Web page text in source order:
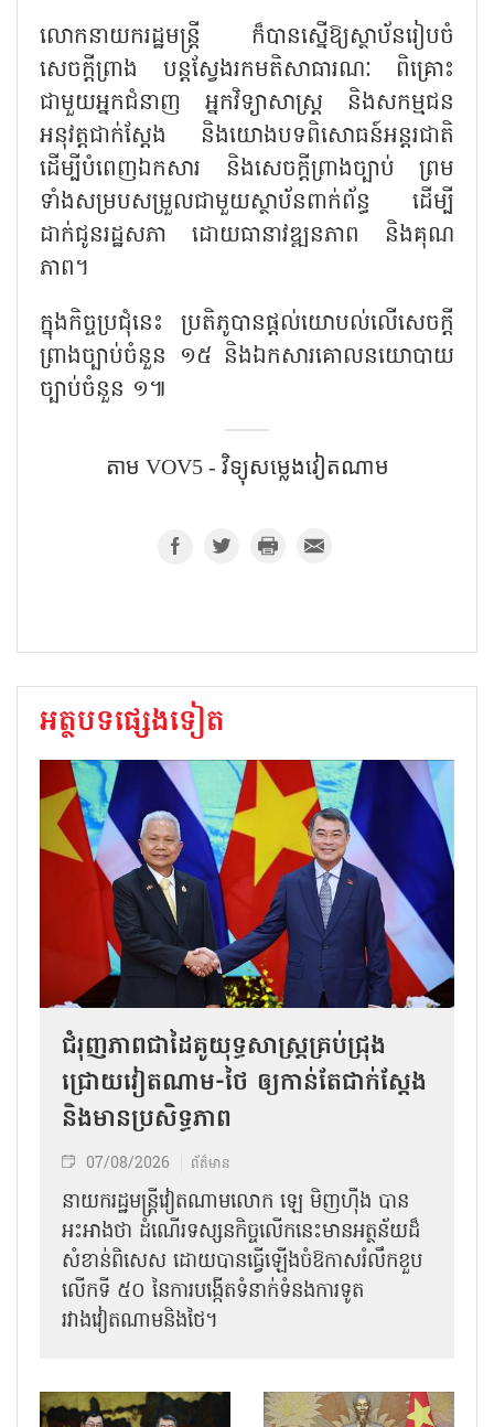
លោកនាយករដ្ឋមន្ត្រី ក៏បានស្នើឱ្យស្ថាប័នរៀបចំ
សេចក្តីព្រាង បន្តស្វែងរកមតិសាធារណៈ ពិគ្រោះ
ជាមួយអ្នកជំនាញ អ្នកវិទ្យាសាស្ត្រ និងសកម្មជន
អនុវត្តជាក់ស្តែង និងយោងបទពិសោធន៍អន្តរជាតិ
ដើម្បីបំពេញឯកសារ និងសេចក្តីព្រាងច្បាប់ ព្រម
ទាំងសម្របសម្រួលជាមួយស្ថាប័នពាក់ព័ន្ធ ដើម្បី
ដាក់ជូនរដ្ឋសភា ដោយធានាវឌ្ឍនភាព និងគុណ
ភាព។
ក្នុងកិច្ចប្រជុំនេះ ប្រតិភូបានផ្ដល់យោបល់លើសេចក្តី
ព្រាងច្បាប់ចំនួន ១៥ និងឯកសារគោលនយោបាយ
ច្បាប់ចំនួន ១៕
តាម​ VOV5 - វិទ្យុសម្លេងវៀតណាម
អត្ថបទផ្សេងទៀត
ជំរុញភាពជាដៃគូយុទ្ធសាស្ត្រគ្រប់ជ្រុង
ជ្រោយវៀតណាម-ថៃ ឲ្យកាន់តែជាក់ស្ដែង
និងមានប្រសិទ្ធភាព
07/08/2026 ព័ត៌មាន
នាយករដ្ឋមន្ត្រីវៀតណាមលោក ឡេ មិញហ៊ឹង បាន
អះអាងថា ដំណើរទស្សនកិច្ចលើកនេះមានអត្ថន័យដ៏
សំខាន់ពិសេស ដោយបានធ្វើឡើងចំឱកាសរំលឹកខួប
លើកទី ៥០ នៃការបង្កើតទំនាក់ទំនងការទូត
រវាងវៀតណាមនិងថៃ។